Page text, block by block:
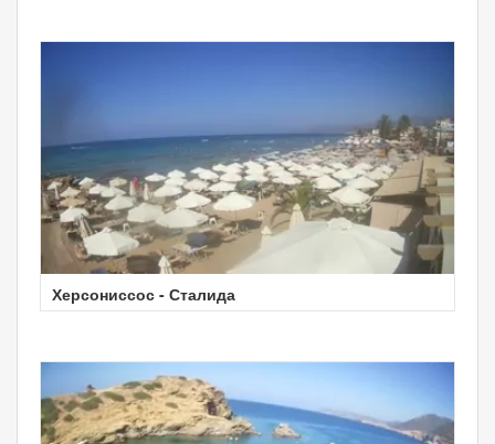
Херсониссос - Сталида